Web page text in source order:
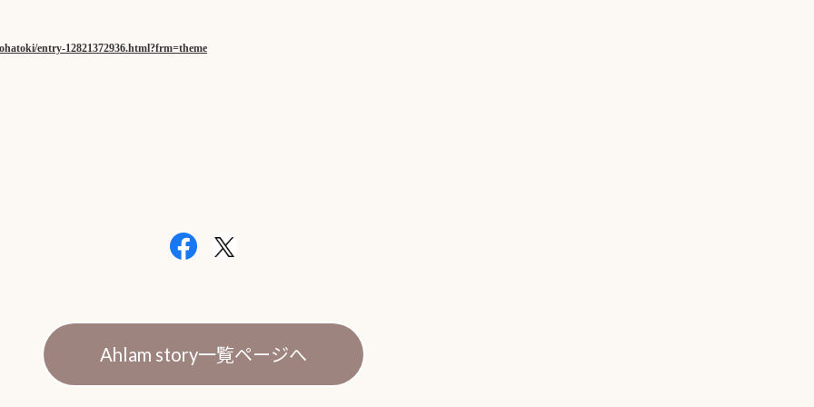
entry-12821372936.html?frm=theme
Ahlam story一覧ページへ